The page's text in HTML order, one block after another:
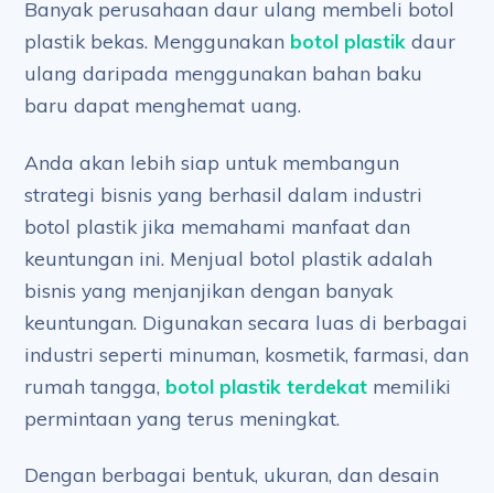
Banyak perusahaan daur ulang membeli botol
plastik bekas. Menggunakan botol plastik daur
ulang daripada menggunakan bahan baku
baru dapat menghemat uang.
Anda akan lebih siap untuk membangun
strategi bisnis yang berhasil dalam industri
botol plastik jika memahami manfaat dan
keuntungan ini. Menjual botol plastik adalah
bisnis yang menjanjikan dengan banyak
keuntungan. Digunakan secara luas di berbagai
industri seperti minuman, kosmetik, farmasi, dan
rumah tangga, botol plastik terdekat memiliki
permintaan yang terus meningkat.
Dengan berbagai bentuk, ukuran, dan desain